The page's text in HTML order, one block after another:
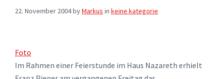
22. November 2004byMarkus in keine kategorie
Foto
Im Rahmen einer Feierstunde im Haus Nazareth erhielt